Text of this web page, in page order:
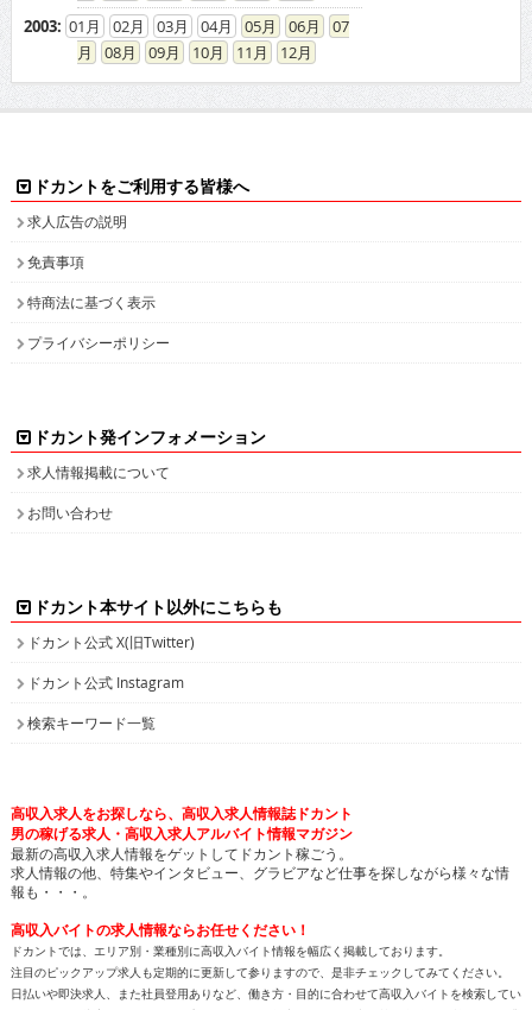
2003: 01 02 03 04 05 06
07
08
09 10 11 12
ドカントをご利用する皆様へ
求人広告の説明
免責事項
特商法に基づく表示
プライバシーポリシー
ドカント発インフォメーション
求人情報掲載について
お問い合わせ
ドカント本サイト以外にこちらも
ドカント公式 X(旧Twitter)
ドカント公式 Instagram
検索キーワード一覧
高収入求人をお探しなら、高収入求人情報誌ドカント
男の稼げる求人・高収入求人アルバイト情報マガジン
最新の高収入求人情報をゲットしてドカント稼ごう。
求人情報の他、特集やインタビュー、グラビアなど仕事を探しながら様々な情
報も・・・。
高収入バイトの求人情報ならお任せください！
ドカントでは、エリア別・業種別に高収入バイト情報を幅広く掲載しております。
注目のピックアップ求人も定期的に更新して参りますので、是非チェックしてみてください。
日払いや即決求人、また社員登用ありなど、働き方・目的に合わせて高収入バイトを検索してい